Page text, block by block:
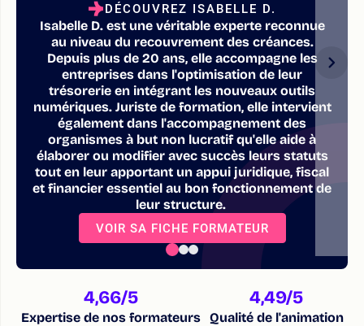
DÉCOUVREZ ISABELLE D.
Isabelle D. est une véritable experte reconnue
au niveau du recouvrement des créances.
Depuis plus de 20 ans, elle accompagne les
entreprises dans l'optimisation de leur
trésorerie en intégrant les nouveaux outils
numériques. Juriste de formation, elle intervient
également dans l'accompagnement des
organismes à but non lucratif qu'elle aide à
élaborer ou modifier avec succès leurs statuts
tout en leur apportant un appui juridique, fiscal
et financier essentiel au bon fonctionnement de
leur structure.
VOIR SA FICHE FORMATEUR
4,66/5
Expertise de nos formateurs
4,49/5
Qualité de l'animation